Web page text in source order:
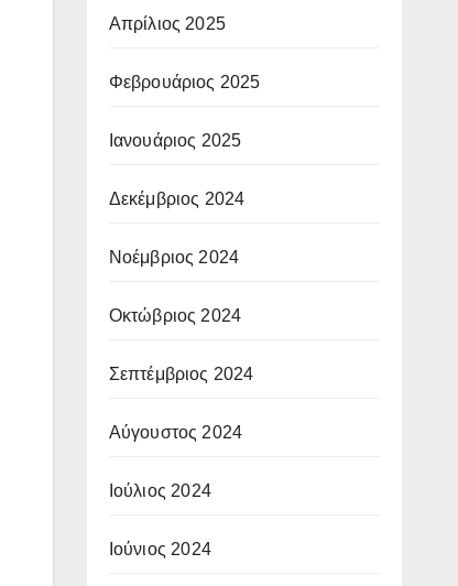
Απρίλιος 2025
Φεβρουάριος 2025
Ιανουάριος 2025
Δεκέμβριος 2024
Νοέμβριος 2024
Οκτώβριος 2024
Σεπτέμβριος 2024
Αύγουστος 2024
Ιούλιος 2024
Ιούνιος 2024